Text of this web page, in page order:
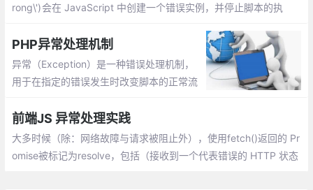
rong\') 会在 JavaScript 中创建一个错误实例，并停止脚本的执
启自己的职业生涯时，你自己很可能不会这样做
PHP异常处理机制
异常（Exception）是一种错误处理机制，
用于在指定的错误发生时改变脚本的正常流
存，代码执行被切换到预定义的异常处理器
函数（如果有）
前端JS 异常处理实践
大多时候（除：网络故障与请求被阻止外），使用fetch()返回的 Pr
omise被标记为resolve，包括（接收到一个代表错误的 HTTP 状态